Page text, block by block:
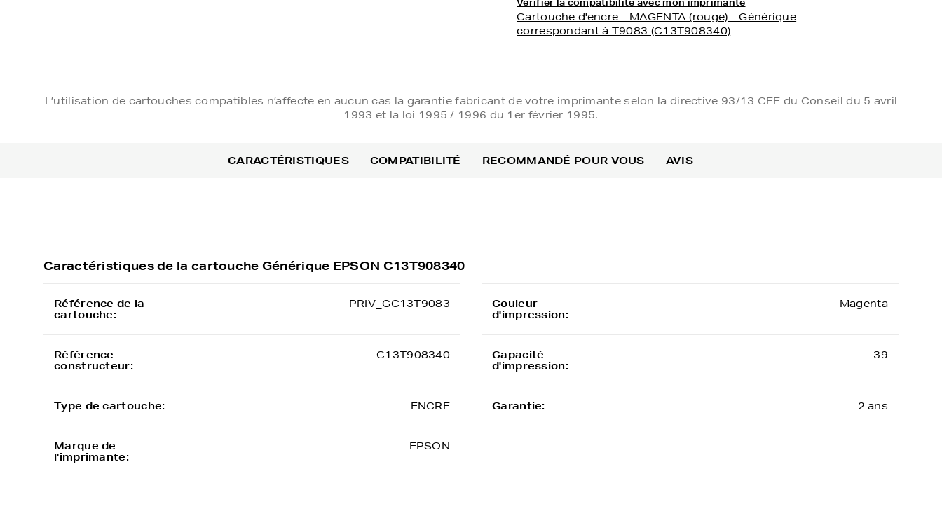
Vérifier la compatibilité avec mon imprimante
Cartouche d'encre - MAGENTA (rouge) - Générique
correspondant à T9083 (C13T908340)
L’utilisation de cartouches compatibles n’affecte en aucun cas la garantie fabricant de votre imprimante selon la directive 93/13 CEE du Conseil du 5 avril
1993 et la loi 1995 / 1996 du 1er février 1995.
CARACTÉRISTIQUES COMPATIBILITÉ RECOMMANDÉ POUR VOUS AVIS
Caractéristiques de la cartouche Générique EPSON C13T908340
Référence de la
cartouche:
PRIV_GC13T9083
Référence
constructeur:
C13T908340
Type de cartouche: ENCRE
Marque de
l'imprimante:
EPSON
Couleur
d'impression:
Magenta
Capacité
d'impression:
39
Garantie: 2 ans